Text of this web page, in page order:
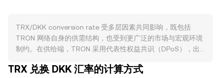
TRX/DKK conversion rate 受多层因素共同影响，既包括
TRON 网络自身的供需结构，也受到更广泛的市场与宏观环境
制约。在供给端，TRON 采用代表性权益共识（DPoS），出
者，而质押获取 Tron Power、能量与带宽会在一段时间内锁
TRX 兑换 DKK 汇率的计算方式